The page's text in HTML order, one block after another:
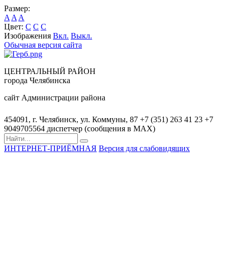
Размер:
A A A
Цвет: C C C
Изображения Вкл. Выкл.
Обычная версия сайта
ЦЕНТРАЛЬНЫЙ РАЙОН
города Челябинска
сайт Администрации района
454091, г. Челябинск, ул. Коммуны, 87 +7 (351) 263 41 23 +7
9049705564 диспетчер (сообщения в MAX)
ИНТЕРНЕТ-ПРИЁМНАЯ Версия для слабовидящих